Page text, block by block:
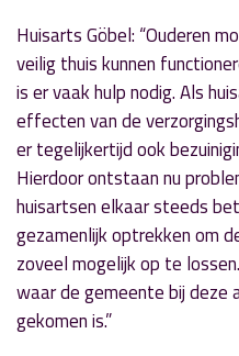
Huisarts Göbel: “Ouderen
veilig thuis kunnen
is er vaak hulp nodig. Als
effecten van de
er tegelijkertijd ook
Hierdoor ontstaan nu
huisartsen elkaar steeds
gezamenlijk optrekken om
zoveel mogelijk op te
waar de gemeente bij deze
gekomen is.”